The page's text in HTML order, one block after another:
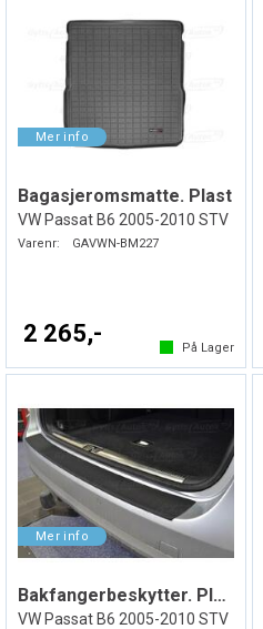
Bagasjeromsmatte. Plast
VW Passat B6 2005-2010 STV
Varenr: GAVWN-BM227
2 265,-
På Lager
Bakfangerbeskytter. Plast
VW Passat B6 2005-2010 STV